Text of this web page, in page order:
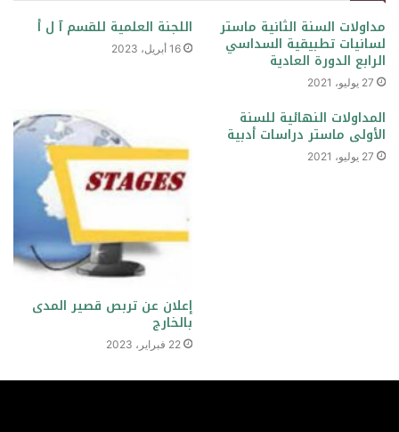
مداولات السنة الثانية ماستر
لسانيات تطبيقية السداسي
الرابع الدورة العادية
27 يوليو، 2021
اللجنة العلمية للقسم آ ل أ
16 أبريل، 2023
المداولات النهائية للسنة
الأولى ماستر دراسات أدبية
27 يوليو، 2021
إعلان عن تربص قصير المدى
بالخارج
22 فبراير، 2023